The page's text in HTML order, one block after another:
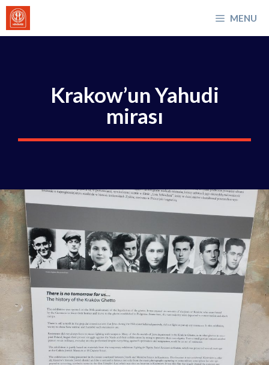
İçeriğe
atla
MENU
Krakow’un Yahudi
mirası